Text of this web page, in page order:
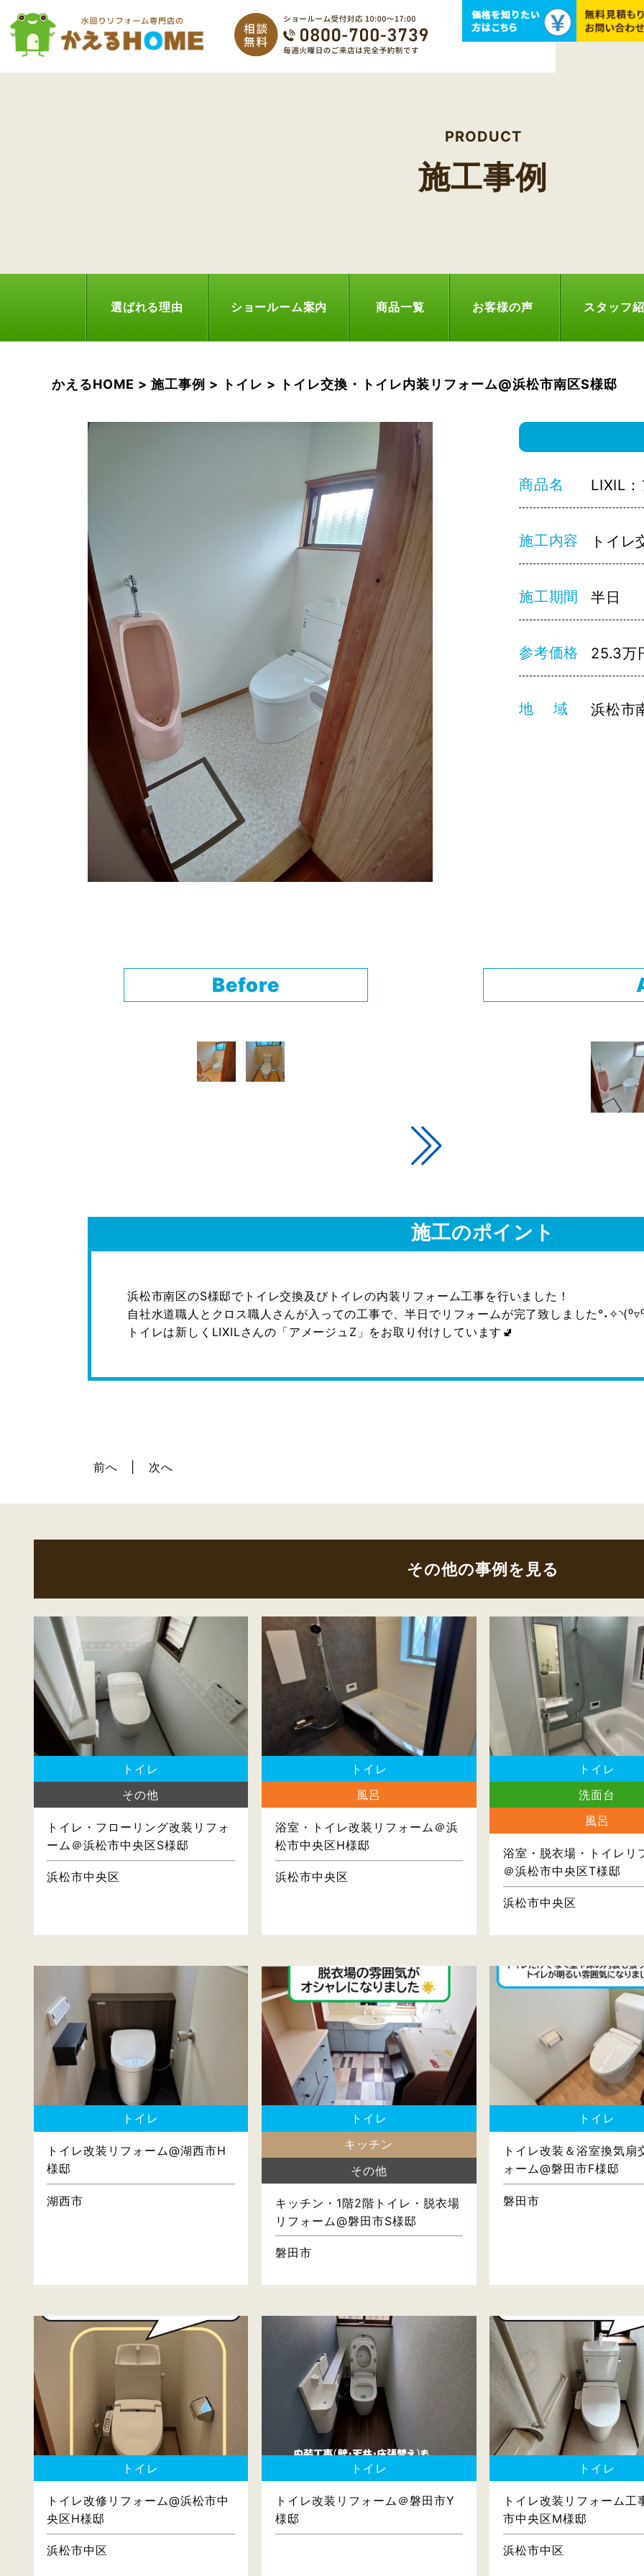
PRODUCT
施工事例
選ばれる理由 ショールーム案内 商品一覧 お客様の声 スタッフ
かえるHOME > 施工事例 > トイレ > トイレ交換・トイレ内装リフォーム@浜松市南区S様邸
商品名 LIXIL
施工内容 トイレ
施工期間 半日
参考価格 25.3万
地 域 浜松市
Before
施工のポイント
浜松市南区のS様邸でトイレ交換及びトイレの内装リフォーム工事を行いました！
自社水道職人とクロス職人さんが入っての工事で、半日でリフォームが完了致しました
トイレは新しくLIXILさんの「アメージュZ」をお取り付けしています🚽
前へ 次へ
その他の事例を見る
トイレ
その他
トイレ・フローリング改装リフォ
ーム＠浜松市中央区S様邸
浜松市中央区
トイレ
風呂
浴室・トイレ改装リフォーム＠浜
松市中央区H様邸
浜松市中央区
トイレ
洗面台
風呂
浴室・脱衣場・トイレリ
＠浜松市中央区T様邸
浜松市中央区
トイレ
トイレ改装リフォーム@湖西市H
様邸
湖西市
トイレ
キッチン
その他
キッチン・1階2階トイレ・脱衣場
リフォーム@磐田市S様邸
磐田市
トイレ
トイレ改装＆浴室換気扇
ォーム@磐田市F様邸
磐田市
トイレ
トイレ改修リフォーム@浜松市中
央区H様邸
浜松市中区
トイレ
トイレ改装リフォーム＠磐田市Y
様邸
トイレ
トイレ改装リフォーム工
市中央区M様邸
浜松市中区